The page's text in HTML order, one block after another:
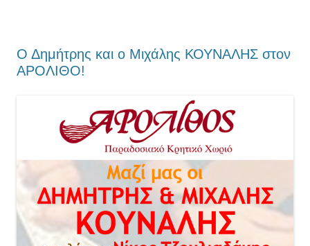
Ο Δημήτρης και ο Μιχάλης ΚΟΥΝΑΛΗΣ στον
ΑΡΟΛΙΘΟ!